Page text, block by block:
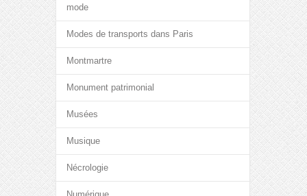
mode
Modes de transports dans Paris
Montmartre
Monument patrimonial
Musées
Musique
Nécrologie